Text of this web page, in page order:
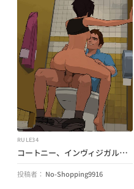
RULE34
コートニー、インヴィジガル、ロバート・ロバートソン (派遣) (Amugea7)
投稿者： No-Shopping9916